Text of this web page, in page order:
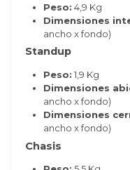
Peso: 4,9 Kg
Dimensiones
ancho x fondo)
Standup
Peso: 1,9 Kg
Dimensiones
ancho x fondo)
Dimensiones
ancho x fondo)
Chasis